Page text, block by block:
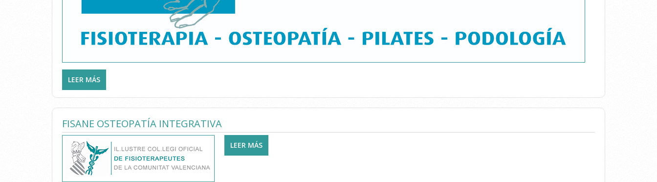
LEER MÁS
FISANE OSTEOPATÍA INTEGRATIVA
LEER MÁS